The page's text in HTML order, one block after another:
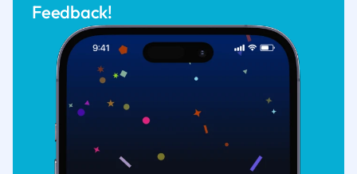
Feedback!